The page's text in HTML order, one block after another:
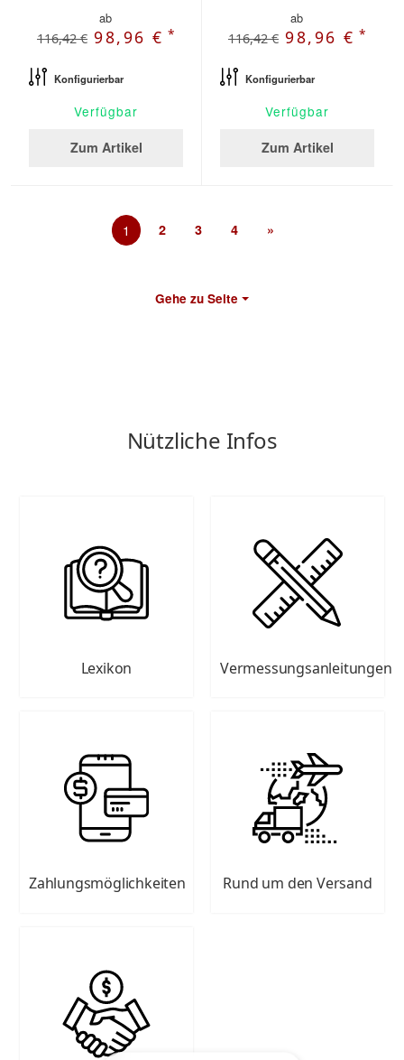
ab
116,42 € 98,96 €*
Konfigurierbar
Verfügbar
Zum Artikel
ab
116,42 € 98,96 €*
Konfigurierbar
Verfügbar
Zum Artikel
1 2 3 4 »
Gehe zu Seite
Nützliche Infos
Lexikon Vermessungsanleitungen
Zahlungsmöglichkeiten Rund um den Versand